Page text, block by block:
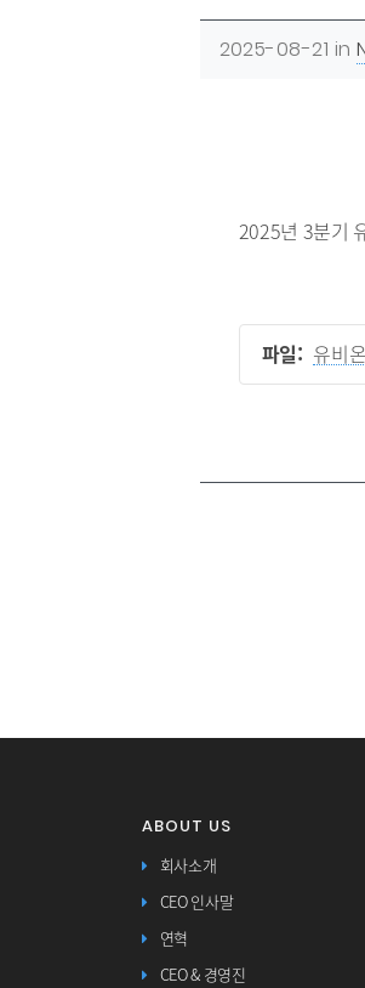
2025-08-21 in
2025년 3분기
파일: 유비
ABOUT US
회사소개
CEO 인사말
연혁
CEO & 경영진